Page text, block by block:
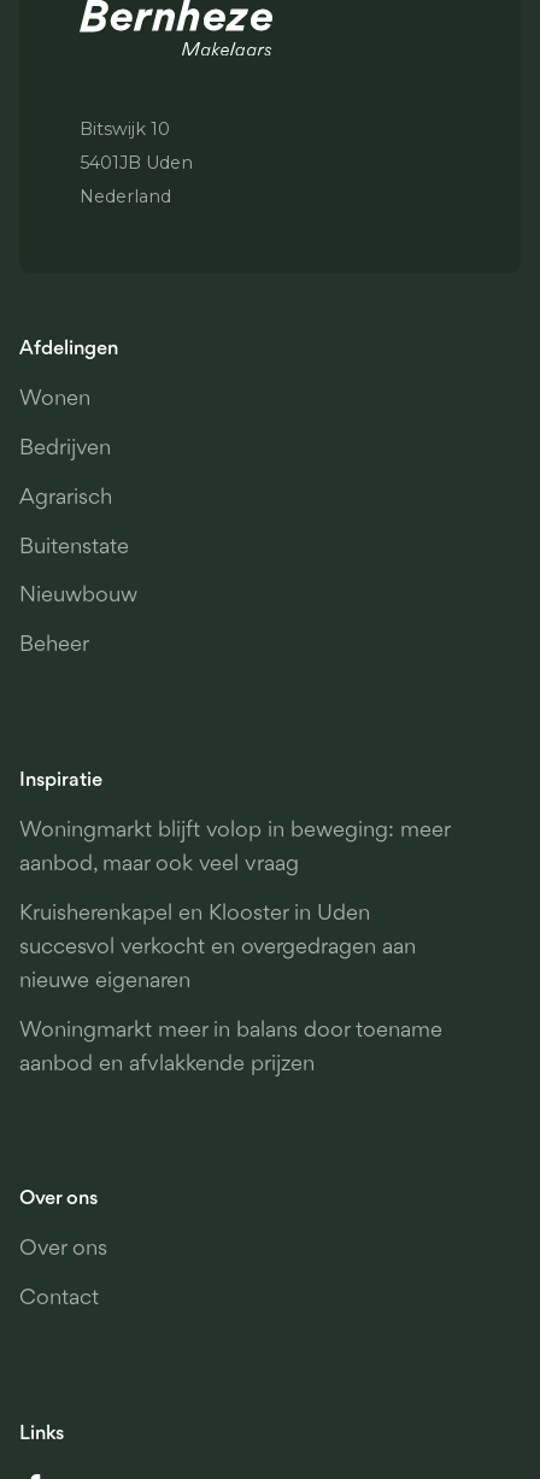
Bitswijk 10
5401JB Uden
Nederland
Afdelingen
Wonen
Bedrijven
Agrarisch
Buitenstate
Nieuwbouw
Beheer
Inspiratie
Woningmarkt blijft volop in beweging: meer
aanbod, maar ook veel vraag
Kruisherenkapel en Klooster in Uden
succesvol verkocht en overgedragen aan
nieuwe eigenaren
Woningmarkt meer in balans door toename
aanbod en afvlakkende prijzen
Over ons
Over ons
Contact
Links